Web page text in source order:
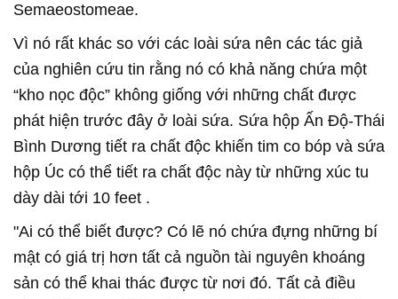
Semaeostomeae.
Vì nó rất khác so với các loài sứa nên các tác giả
của nghiên cứu tin rằng nó có khả năng chứa một
“kho nọc độc” không giống với những chất được
phát hiện trước đây ở loài sứa. Sứa hộp Ấn Độ-Thái
Bình Dương tiết ra chất độc khiến tim co bóp và sứa
hộp Úc có thể tiết ra chất độc này từ những xúc tu
dày dài tới 10 feet .
"Ai có thể biết được? Có lẽ nó chứa đựng những bí
mật có giá trị hơn tất cả nguồn tài nguyên khoáng
sản có thể khai thác được từ nơi đó. Tất cả điều